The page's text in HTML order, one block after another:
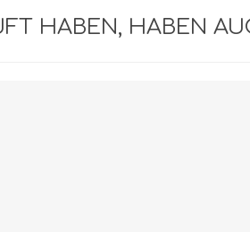
HABEN, HABEN